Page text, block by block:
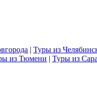
| Туры из
из Тюмени | Туры из